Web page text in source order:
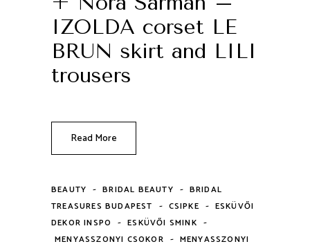
IZOLDA corset LE
BRUN skirt and LILI
trousers
Read More
BEAUTY - BRIDAL BEAUTY - BRIDAL
TREASURES BUDAPEST - CSIPKE - ESKÜVŐI
DEKOR INSPO - ESKÜVŐI SMINK -
MENYASSZONYI CSOKOR - MENYASSZONYI